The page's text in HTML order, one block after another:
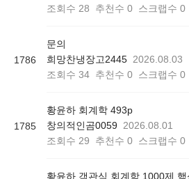
조회수 28 추천수 0 스크랩수 0
1786
문의
희망찬냉장고2445 2026.08.03
조회수 34 추천수 0 스크랩수 0
1785
황윤하 회계학 493p
창의적인곰0059
2026.08.01
조회수 29 추천수 0 스크랩수 0